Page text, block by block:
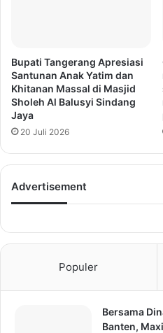
Bupati Tangerang Apresiasi
Santunan Anak Yatim dan
Khitanan Massal di Masjid
Sholeh Al Balusyi Sindang
Jaya
20 Juli 2026
Advertisement
Populer
Bersama
Banten,